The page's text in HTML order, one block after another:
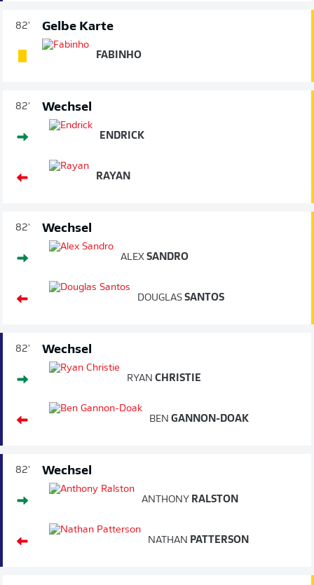
82' Gelbe Karte
FABINHO
82' Wechsel
ENDRICK
RAYAN
82' Wechsel
ALEX SANDRO
DOUGLAS SANTOS
82' Wechsel
RYAN CHRISTIE
BEN GANNON-DOAK
82' Wechsel
ANTHONY RALSTON
NATHAN PATTERSON